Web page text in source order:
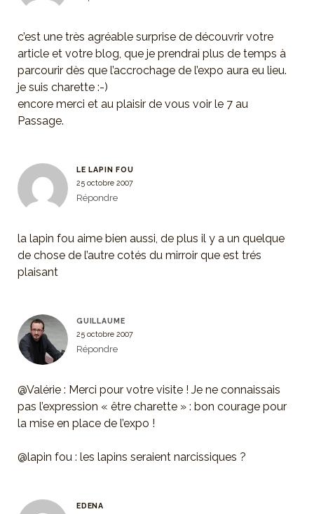
c’est une très agréable surprise de découvrir votre
article et votre blog, que je prendrai plus de temps à
parcourir dès que l’accrochage de l’expo aura eu lieu.
je suis charette :-)
encore merci et au plaisir de vous voir le 7 au
Passage.
LE LAPIN FOU
25 octobre 2007
Répondre
la lapin fou aime bien aussi, de plus il y a un quelque
de chose de l’autre cotés du mirroir que est trés
plaisant
GUILLAUME
25 octobre 2007
Répondre
@Valérie : Merci pour votre visite ! Je ne connaissais
pas l’expression « être charette » : bon courage pour
la mise en place de l’expo !
@lapin fou : les lapins seraient narcissiques ?
EDENA